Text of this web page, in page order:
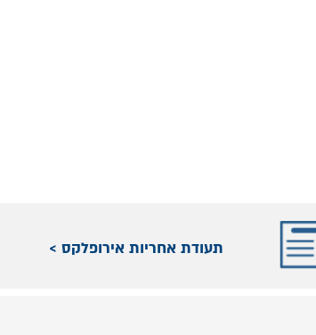
תעודת אחריות אירופלקס >